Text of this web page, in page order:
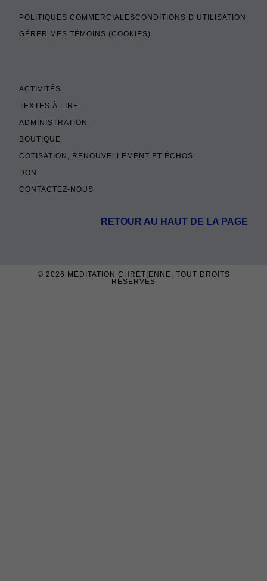
POLITIQUES COMMERCIALESCONDITIONS D’UTILISATION
GÉRER MES TÉMOINS (COOKIES)
ACTIVITÉS
TEXTES À LIRE
ADMINISTRATION
BOUTIQUE
COTISATION, RENOUVELLEMENT ET ÉCHOS
DON
CONTACTEZ-NOUS
RETOUR AU HAUT DE LA PAGE
© 2026 MÉDITATION CHRÉTIENNE, TOUT DROITS
RÉSERVÉS